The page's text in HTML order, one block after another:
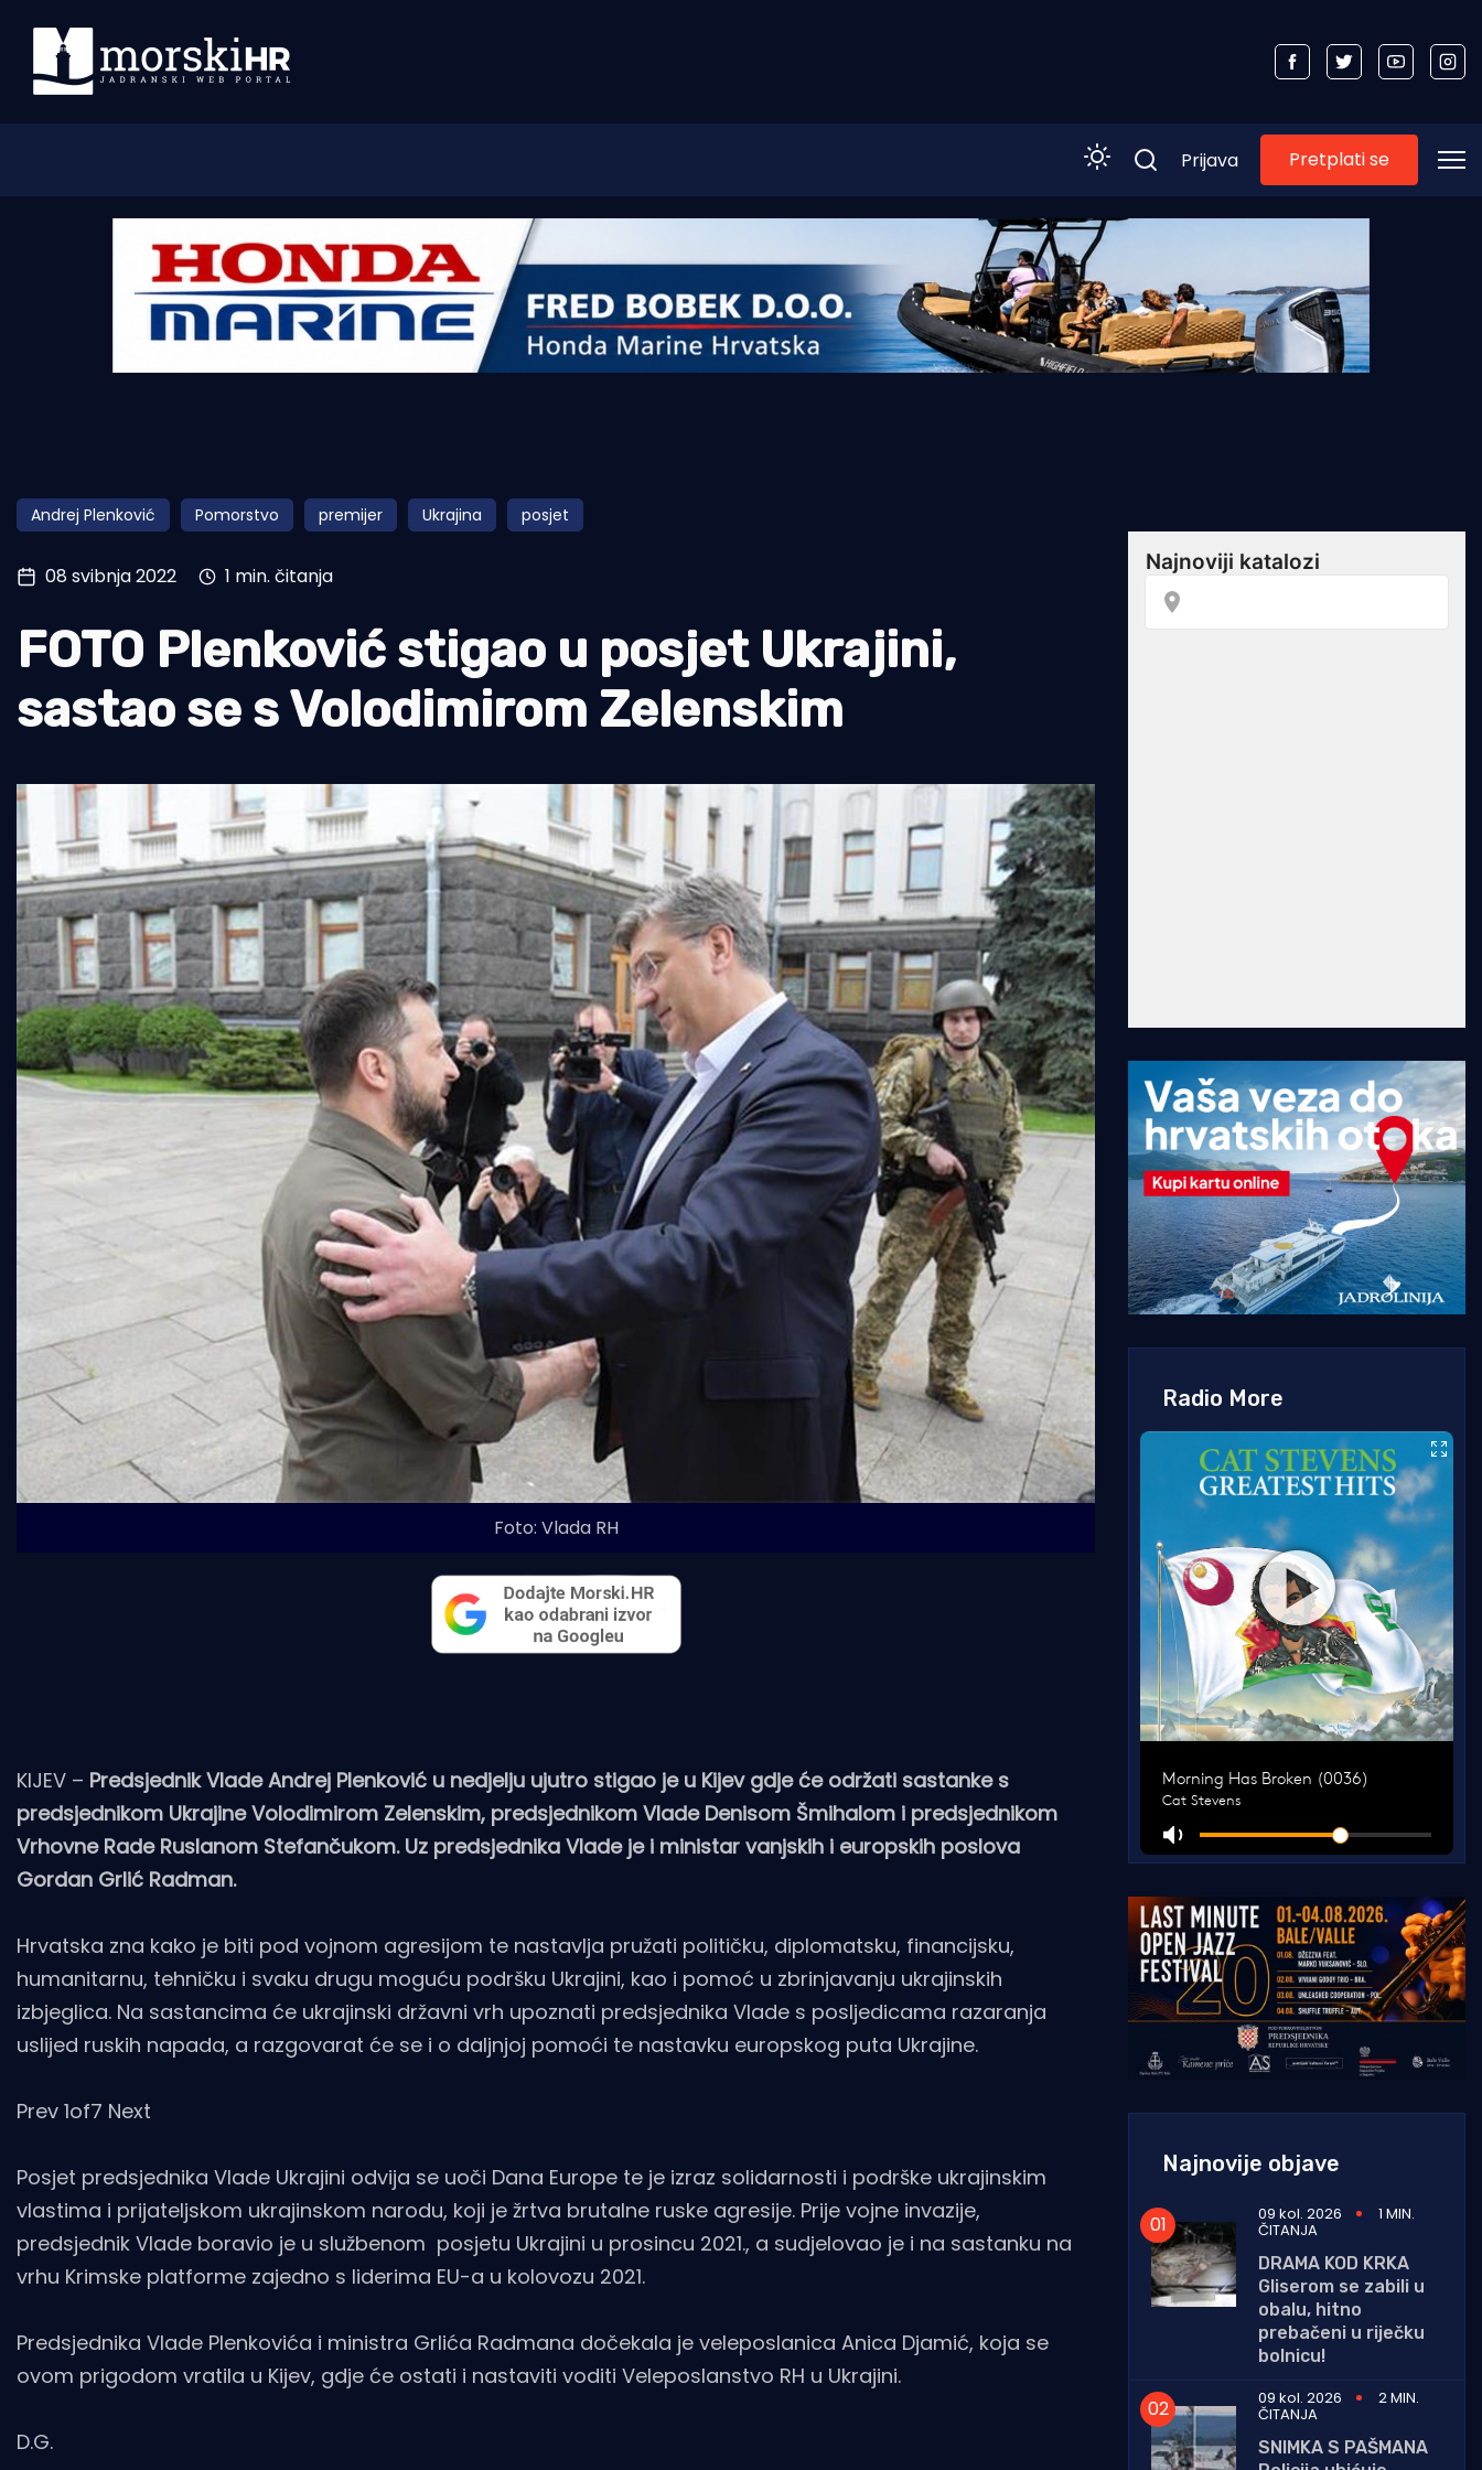
Morski plus
Pomorstvo
Ribolov
Tradicija i kultura
Prijava Pretplati se
Andrej Plenković Pomorstvo premijer Ukrajina posjet
08 svibnja 2022 1 min. čitanja
FOTO Plenković stigao u posjet Ukrajini,
sastao se s Volodimirom Zelenskim
Foto: Vlada RH
KIJEV – Predsjednik Vlade Andrej Plenković u nedjelju ujutro stigao je u Kijev gdje će održati sastanke s
predsjednikom Ukrajine Volodimirom Zelenskim, predsjednikom Vlade Denisom Šmihalom i predsjednikom
Vrhovne Rade Ruslanom Stefančukom. Uz predsjednika Vlade je i ministar vanjskih i europskih poslova
Gordan Grlić Radman.
Hrvatska zna kako je biti pod vojnom agresijom te nastavlja pružati političku, diplomatsku, financijsku,
humanitarnu, tehničku i svaku drugu moguću podršku Ukrajini, kao i pomoć u zbrinjavanju ukrajinskih
izbjeglica. Na sastancima će ukrajinski državni vrh upoznati predsjednika Vlade s posljedicama razaranja
uslijed ruskih napada, a razgovarat će se i o daljnjoj pomoći te nastavku europskog puta Ukrajine.
Prev 1of7 Next
Posjet predsjednika Vlade Ukrajini odvija se uoči Dana Europe te je izraz solidarnosti i podrške ukrajinskim
vlastima i prijateljskom ukrajinskom narodu, koji je žrtva brutalne ruske agresije. Prije vojne invazije,
predsjednik Vlade boravio je u službenom posjetu Ukrajini u prosincu 2021., a sudjelovao je i na sastanku na
vrhu Krimske platforme zajedno s liderima EU-a u kolovozu 2021.
Predsjednika Vlade Plenkovića i ministra Grlića Radmana dočekala je veleposlanica Anica Djamić, koja se
ovom prigodom vratila u Kijev, gdje će ostati i nastaviti voditi Veleposlanstvo RH u Ukrajini.
D.G.
Radio More
Najnovije objave
09 kol. 2026 1 MIN.
ČITANJA
DRAMA KOD KRKA
Gliserom se zabili u
obalu, hitno
prebačeni u riječku
bolnicu!
09 kol. 2026
2 MIN.
ČITANJA
SNIMKA S PAŠMANA